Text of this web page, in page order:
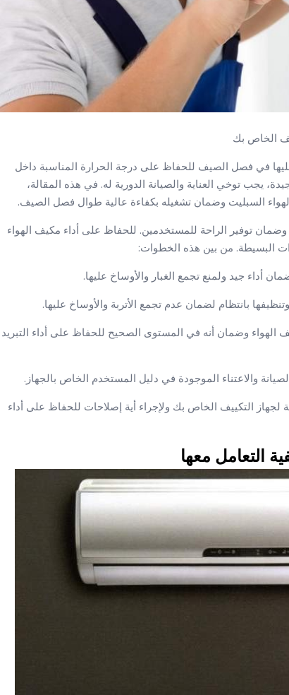
الخاص بك
عليها في فصل الصيف للحفاظ على درجة الحرارة المناسبة داخل
يجب توخي العناية والصيانة الدورية له. في هذه المقالة،
السبليت وضمان تشغيله بكفاءة عالية طوال فصل الصيف.
وضمان توفير الراحة للمستخدمين. للحفاظ على أداء مكيف الهواء
البسيطة. من بين هذه الخطوات:
وضمان أنه في المستوى الصحيح للحفاظ على أداء التبريد
التكييف الخاص بك ولإجراء أية إصلاحات للحفاظ على أداء
التعامل معها